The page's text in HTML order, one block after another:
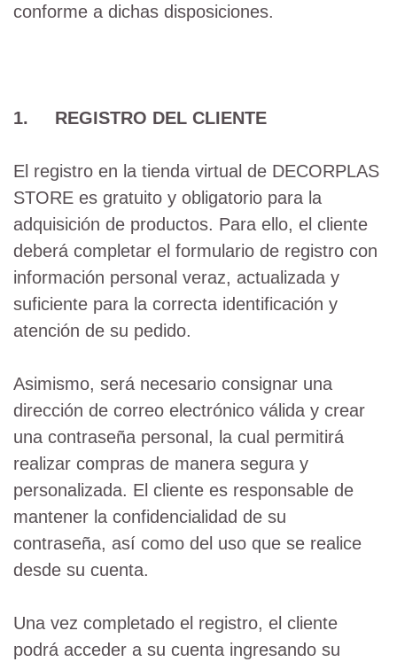
conforme a dichas disposiciones.
1. REGISTRO DEL CLIENTE
El registro en la tienda virtual de DECORPLAS
STORE es gratuito y obligatorio para la
adquisición de productos. Para ello, el cliente
deberá completar el formulario de registro con
información personal veraz, actualizada y
suficiente para la correcta identificación y
atención de su pedido.
Asimismo, será necesario consignar una
dirección de correo electrónico válida y crear
una contraseña personal, la cual permitirá
realizar compras de manera segura y
personalizada. El cliente es responsable de
mantener la confidencialidad de su
contraseña, así como del uso que se realice
desde su cuenta.
Una vez completado el registro, el cliente
podrá acceder a su cuenta ingresando su